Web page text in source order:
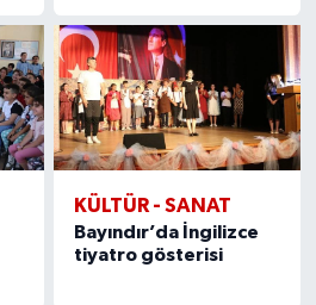
KÜLTÜR - SANAT
Bayındır’da İngilizce
tiyatro gösterisi